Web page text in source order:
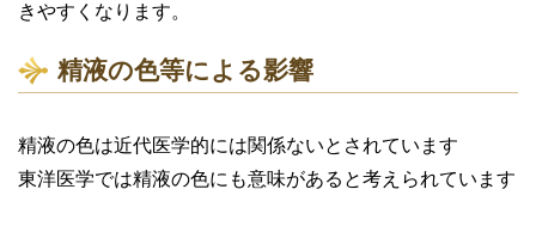
きやすくなります。
精液の色等による影響
精液の色は近代医学的には関係ないとされています
東洋医学では精液の色にも意味があると考えられています